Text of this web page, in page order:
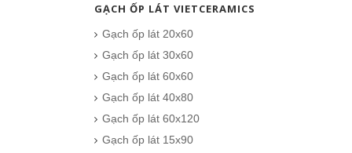
GẠCH ỐP LÁT VIETCERAMICS
Gạch ốp lát 20x60
Gạch ốp lát 30x60
Gạch ốp lát 60x60
Gạch ốp lát 40x80
Gạch ốp lát 60x120
Gạch ốp lát 15x90